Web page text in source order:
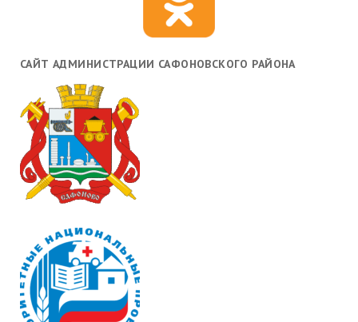
САЙТ АДМИНИСТРАЦИИ САФОНОВСКОГО РАЙОНА